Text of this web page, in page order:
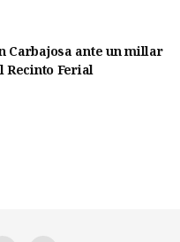
Carbajosa ante un millar
Recinto Ferial